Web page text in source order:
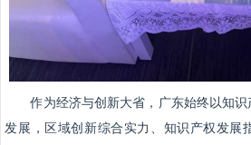
作为经济与创新大省，广东始终以知
发展，区域创新综合实力、知识产权发展